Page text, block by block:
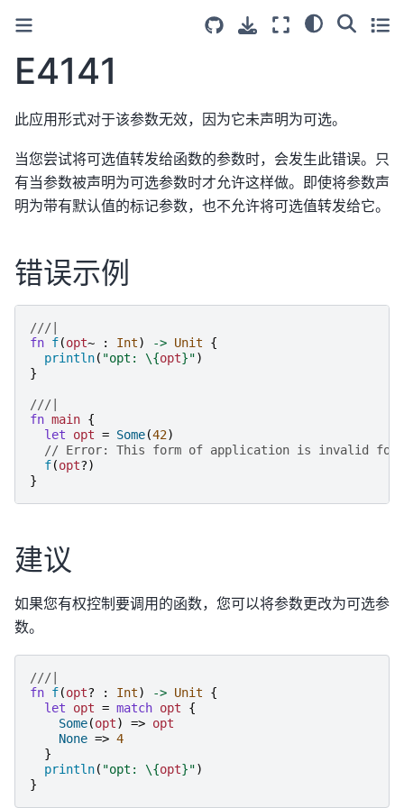
E4141
此应用形式对于该参数无效，因为它未声明为可选。
当您尝试将可选值转发给函数的参数时，会发生此错误。只
有当参数被声明为可选参数时才允许这样做。即使将参数声
明为带有默认值的标记参数，也不允许将可选值转发给它。
错误示例
///|
fn f(opt~ : Int) -> Unit
{
println( "opt: \{opt}")
}
///|
fn main {
let
opt = Some(42)
// Error: This form of application is invalid for
f(opt?)
}
建议
如果您有权控制要调用的函数，您可以将参数更改为可选参
数。
///|
fn f(opt? : Int) -> Unit
{
let
opt = match opt
{
Some(opt) => opt
None => 4
}
println( "opt: \{opt}")
}